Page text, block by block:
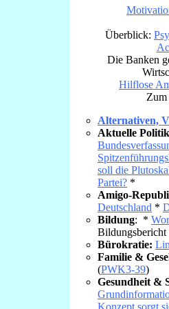
Überblick:
Die Banken
Hilflose
Zum
Alternativen,
Aktuelle
soll die
Partei? *
Amigo-
Deutschland *
Bildung: *
Bürokratie:
Familie &
(PWK3-39)
Gesundheit &
Konzept sorgt